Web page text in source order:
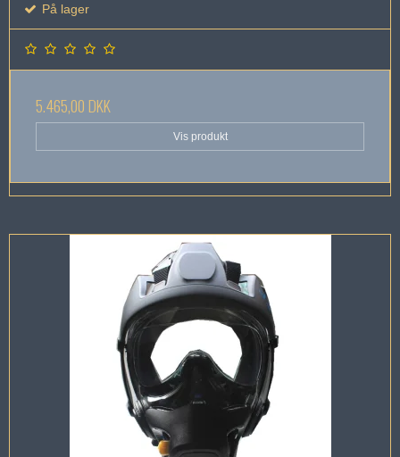
På lager
5.465,00 DKK
Vis produkt